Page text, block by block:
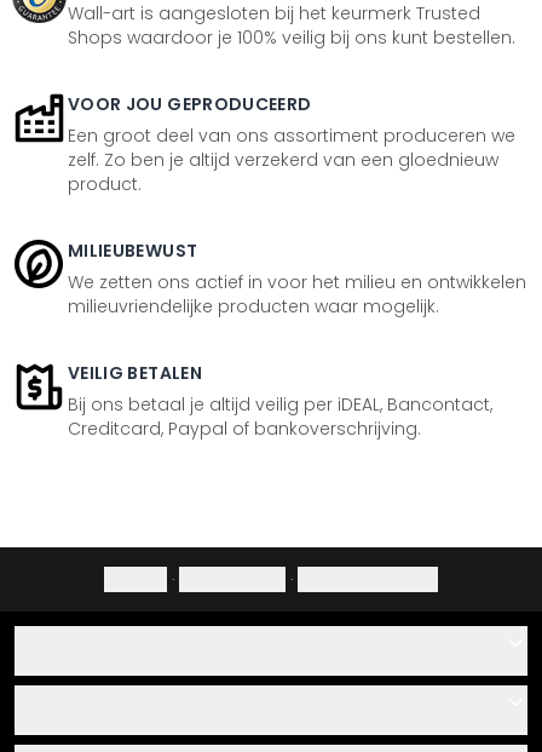
Wall-art is aangesloten bij het keurmerk Trusted
Shops waardoor je 100% veilig bij ons kunt bestellen.
VOOR JOU GEPRODUCEERD
Een groot deel van ons assortiment produceren we
zelf. Zo ben je altijd verzekerd van een gloednieuw
product.
MILIEUBEWUST
We zetten ons actief in voor het milieu en ontwikkelen
milieuvriendelijke producten waar mogelijk.
VEILIG BETALEN
Bij ons betaal je altijd veilig per iDEAL, Bancontact,
Creditcard, Paypal of bankoverschrijving.
· ·
Over ons